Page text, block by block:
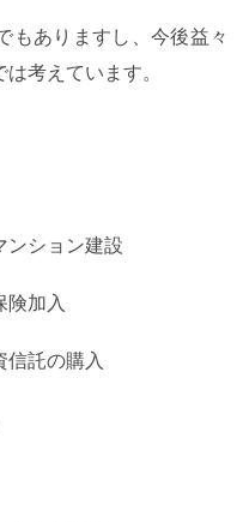
もありますし、今後益々
考えています。
ンション建設
険加入
信託の購入